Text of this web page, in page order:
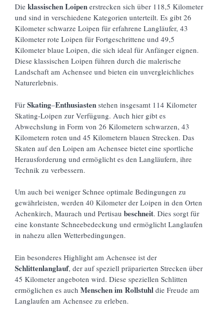
Die klassischen Loipen erstrecken sich über 118,5 Kilometer
und sind in verschiedene Kategorien unterteilt. Es gibt 26
Kilometer schwarze Loipen für erfahrene Langläufer, 43
Kilometer rote Loipen für Fortgeschrittene und 49,5
Kilometer blaue Loipen, die sich ideal für Anfänger eignen.
Diese klassischen Loipen führen durch die malerische
Landschaft am Achensee und bieten ein unvergleichliches
Naturerlebnis.
Für Skating–Enthusiasten stehen insgesamt 114 Kilometer
Skating-Loipen zur Verfügung. Auch hier gibt es
Abwechslung in Form von 26 Kilometern schwarzen, 43
Kilometern roten und 45 Kilometern blauen Strecken. Das
Skaten auf den Loipen am Achensee bietet eine sportliche
Herausforderung und ermöglicht es den Langläufern, ihre
Technik zu verbessern.
Um auch bei weniger Schnee optimale Bedingungen zu
gewährleisten, werden 40 Kilometer der Loipen in den Orten
Achenkirch, Maurach und Pertisau beschneit. Dies sorgt für
eine konstante Schneebedeckung und ermöglicht Langlaufen
in nahezu allen Wetterbedingungen.
Ein besonderes Highlight am Achensee ist der
Schlittenlanglauf, der auf speziell präparierten Strecken über
45 Kilometer angeboten wird. Diese speziellen Schlitten
ermöglichen es auch Menschen im Rollstuhl die Freude am
Langlaufen am Achensee zu erleben.